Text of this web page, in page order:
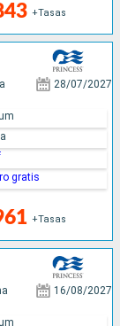
+Tasas
28/07/2027
+Tasas
gratis
16/08/2027